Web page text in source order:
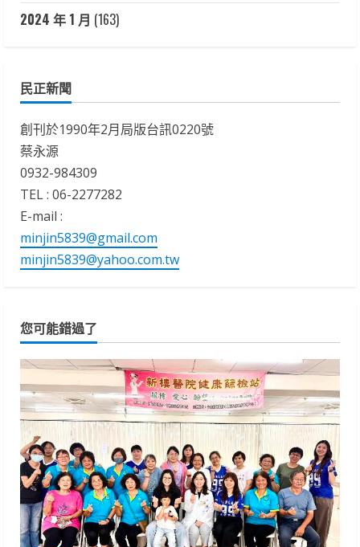
2024 年 1 月 (163)
民正新聞
創刊於1990年2月局版台訊0220號
蔡永源
0932-984309
TEL : 06-2277282
E-mail :
minjin5839@gmail.com
minjin5839@yahoo.com.tw
您可能錯過了